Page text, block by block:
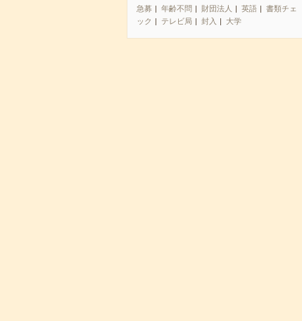
急募 年齢不問 財団法人 英語
書類チェ
ック
テレビ局 封入 大学